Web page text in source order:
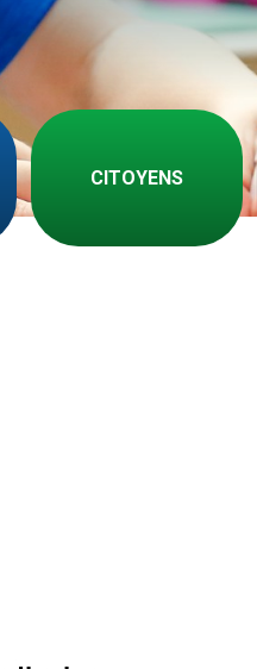
CITOYENS